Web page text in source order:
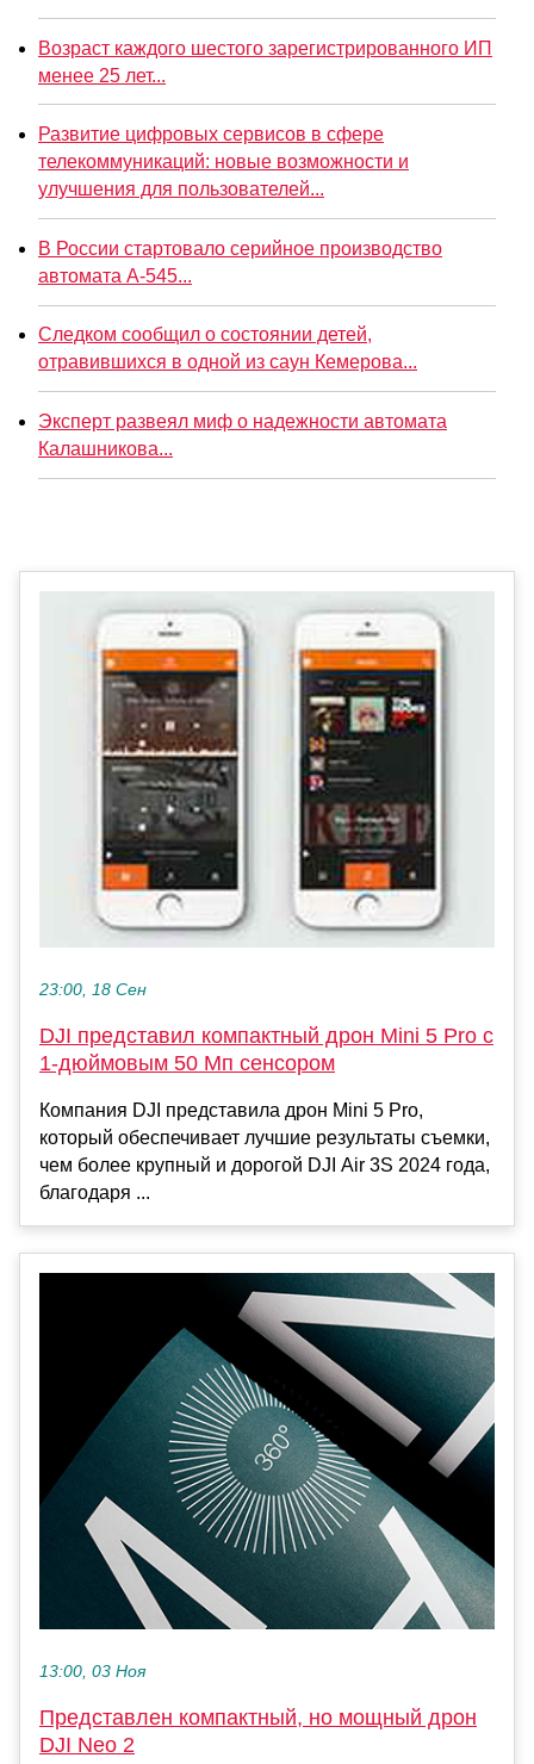
Возраст каждого шестого зарегистрированного ИП
менее 25 лет...
Развитие цифровых сервисов в сфере
телекоммуникаций: новые возможности и
улучшения для пользователей...
В России стартовало серийное производство
автомата А-545...
Следком сообщил о состоянии детей,
отравившихся в одной из саун Кемерова...
Эксперт развеял миф о надежности автомата
Калашникова...
23:00, 18 Сен
DJI представил компактный дрон Mini 5 Pro с
1-дюймовым 50 Мп сенсором
Компания DJI представила дрон Mini 5 Pro,
который обеспечивает лучшие результаты съемки,
чем более крупный и дорогой DJI Air 3S 2024 года,
благодаря ...
13:00, 03 Ноя
Представлен компактный, но мощный дрон
DJI Neo 2